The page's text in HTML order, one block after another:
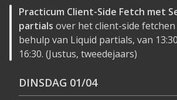
Practicum Client-Side Fetch met
partials over het client-side
behulp van Liquid partials, van
16:30. (Justus, tweedejaars)
DINSDAG 01/04